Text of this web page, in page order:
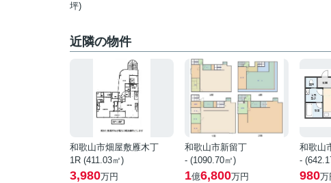
坪)
近隣の物件
和歌山市畑屋敷雁木丁
1R (411.03㎡)
3,980万円
和歌山市新留丁
- (1090.70㎡)
1億6,800万円
和歌山
-
980万